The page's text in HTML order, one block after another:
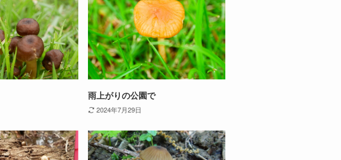
雨上がりの公園で
2024年7月29日